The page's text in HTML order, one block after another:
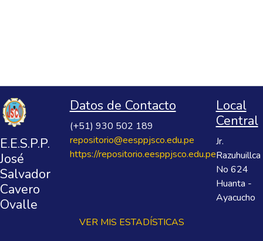
E.E.S.P.P.
José
Salvador
Cavero
Ovalle
Datos de Contacto
(+51) 930 502 189
repositorio@eesppjsco.edu.pe
https://repositorio.eesppjsco.edu.pe
Local
Central
Jr.
Razuhuillca
No 624
Huanta -
Ayacucho
VER MIS ESTADÍSTICAS